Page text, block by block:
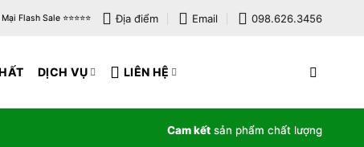
Flash Sale ⭐️⭐️⭐️⭐️⭐️ Địa điểm Email 098.626.3456
DỊCH VỤ LIÊN HỆ
Cam kết sản phẩm chất lượng